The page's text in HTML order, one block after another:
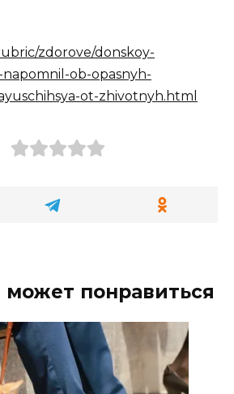
zdorove/donskoy-
ob-opasnyh-
ot-zhivotnyh.html
понравиться